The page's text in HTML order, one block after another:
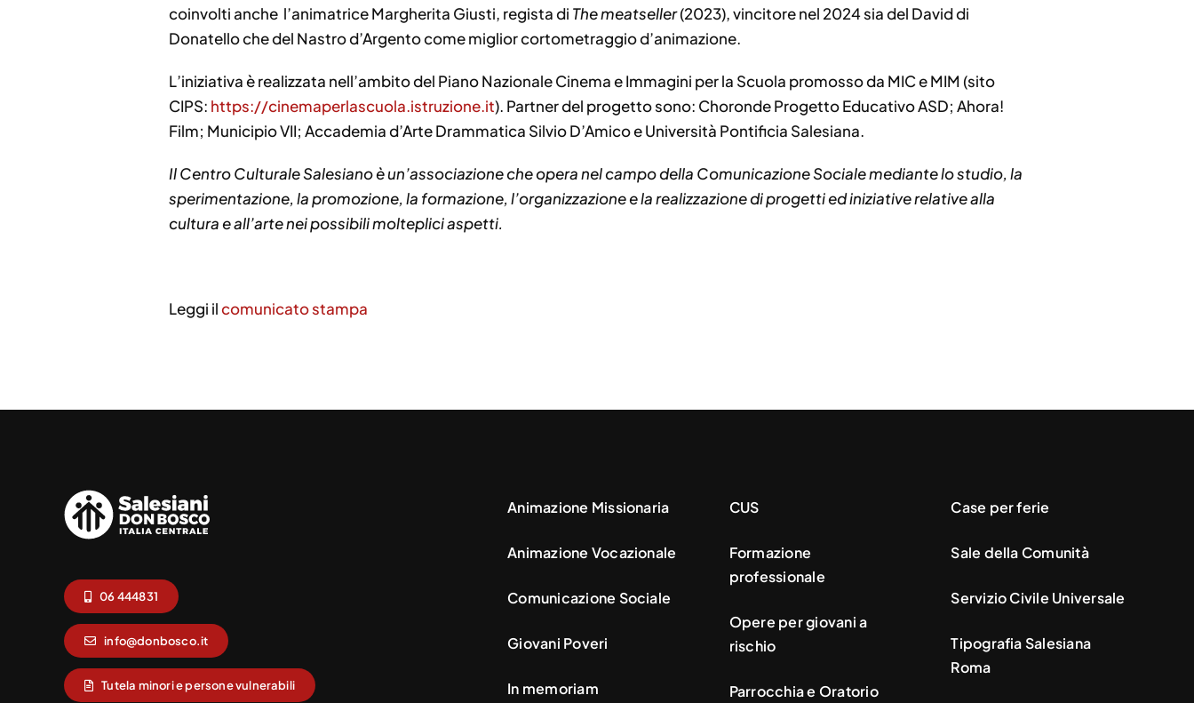
coinvolti anche l’animatrice Margherita Giusti, regista di The meatseller(2023), vincitore nel 2024 sia del David di
Donatello che del Nastro d’Argento come miglior cortometraggio d’animazione.
L’iniziativa è realizzata nell’ambito del Piano Nazionale Cinema e Immagini per la Scuola promosso da MIC e MIM (sito
CIPS: https://cinemaperlascuola.istruzione.it). Partner del progetto sono: Choronde Progetto Educativo ASD; Ahora!
Film; Municipio VII; Accademia d’Arte Drammatica Silvio D’Amico e Università Pontificia Salesiana.
Il Centro Culturale Salesiano è un’associazione che opera nel campo della Comunicazione Sociale mediante lo studio, la
sperimentazione, la promozione, la formazione, l’organizzazione e la realizzazione di progetti ed iniziative relative alla
cultura e all’arte nei possibili molteplici aspetti.
Leggi ilcomunicato stampa
06 444831
info@donbosco.it
Tutela minori e persone vulnerabili
Animazione Missionaria
Animazione Vocazionale
Comunicazione Sociale
Giovani Poveri
In memoriam
CUS
Formazione
professionale
Opere per giovani a
rischio
Parrocchia e Oratorio
Case per ferie
Sale della Comunità
Servizio Civile Universale
Tipografia Salesiana
Roma